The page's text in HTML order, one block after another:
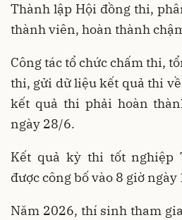
Thành lập Hội đồng thi,
thành viên, hoàn thành
Công tác tổ chức chấm thi,
thi, gửi dữ liệu kết quả thi
kết quả thi phải hoàn
ngày 28/6.
Kết quả kỳ thi tốt nghiệp
được công bố vào 8 giờ ngày
Năm 2026, thí sinh tham